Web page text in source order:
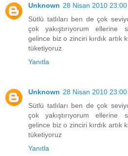
Unknown 28 Nisan 2010 23:00
Sütlü tatlıları ben de çok
çok yakıştırıyorum ellerine
gelince biz o zinciri kırdık artık
tüketiyoruz
Yanıtla
Unknown 28 Nisan 2010 23:00
Sütlü tatlıları ben de çok
çok yakıştırıyorum ellerine
gelince biz o zinciri kırdık artık
tüketiyoruz
Yanıtla